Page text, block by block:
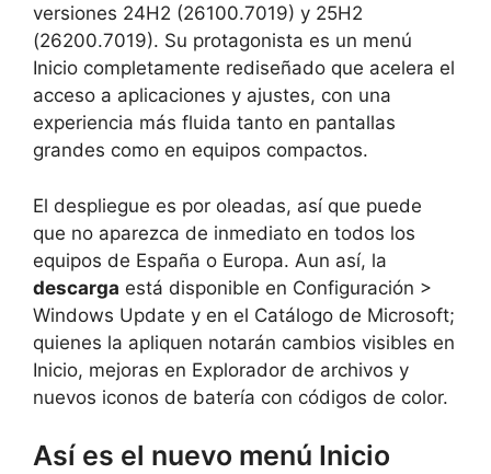
versiones 24H2 (26100.7019) y 25H2
(26200.7019). Su protagonista es un menú
Inicio completamente rediseñado que acelera el
acceso a aplicaciones y ajustes, con una
experiencia más fluida tanto en pantallas
grandes como en equipos compactos.
El despliegue es por oleadas, así que puede
que no aparezca de inmediato en todos los
equipos de España o Europa. Aun así, la
descarga está disponible en Configuración >
Windows Update y en el Catálogo de Microsoft;
quienes la apliquen notarán cambios visibles en
Inicio, mejoras en Explorador de archivos y
nuevos iconos de batería con códigos de color.
Así es el nuevo menú Inicio